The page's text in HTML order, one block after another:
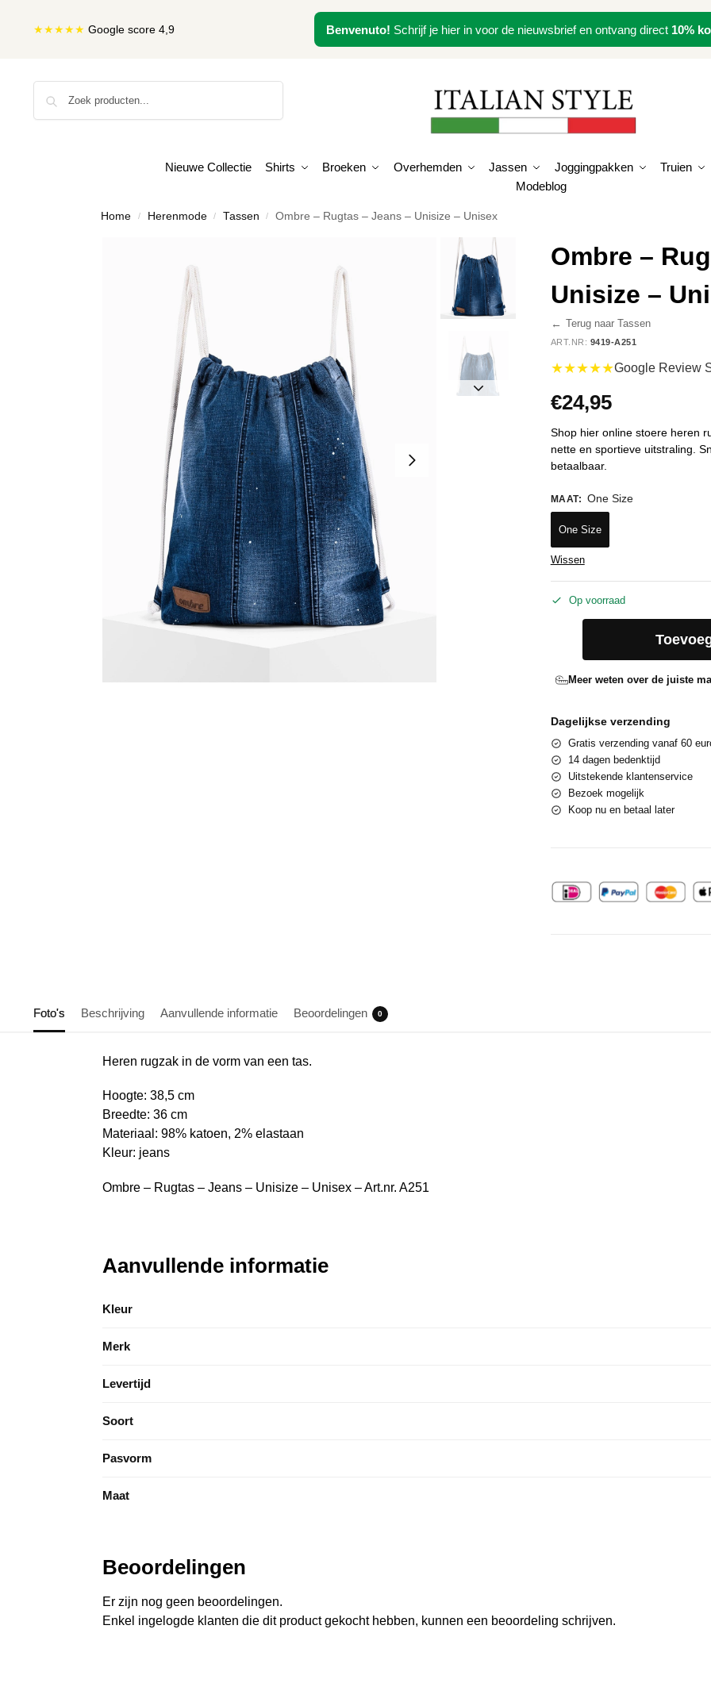
★★★★★ Google score 4,9 Benvenuto! Schrijf je hier in voor de nieuwsbrief en ontvang direct 10%
Nieuwe Collectie Shirts Broeken Overhemden Jassen Joggingpakken
Truien
Modeblog
Home / Herenmode / Tassen / Ombre – Rugtas – Jeans – Unisize – Unisex
Ombre –
Unisize –
← Terug naar Tassen
ART.NR: 9419-A251
★★★★★Google Review
€24,95
Shop hier online stoere heren
nette en sportieve uitstraling.
betaalbaar.
MAAT: One Size
One Size
Wissen
Op voorraad
Meer weten over de juiste
Dagelijkse verzending
Gratis verzending vanaf 60
14 dagen bedenktijd
Uitstekende klantenservice
Bezoek mogelijk
Koop nu en betaal later
Foto's Beschrijving Aanvullende informatie Beoordelingen 0
Heren rugzak in de vorm van een tas.
Hoogte: 38,5 cm
Breedte: 36 cm
Materiaal: 98% katoen, 2% elastaan
Kleur: jeans
Ombre – Rugtas – Jeans – Unisize – Unisex – Art.nr. A251
Aanvullende informatie
Kleur
Merk
Levertijd
Soort
Pasvorm
Maat
Beoordelingen
Er zijn nog geen beoordelingen.
Enkel ingelogde klanten die dit product gekocht hebben, kunnen een beoordeling schrijven.